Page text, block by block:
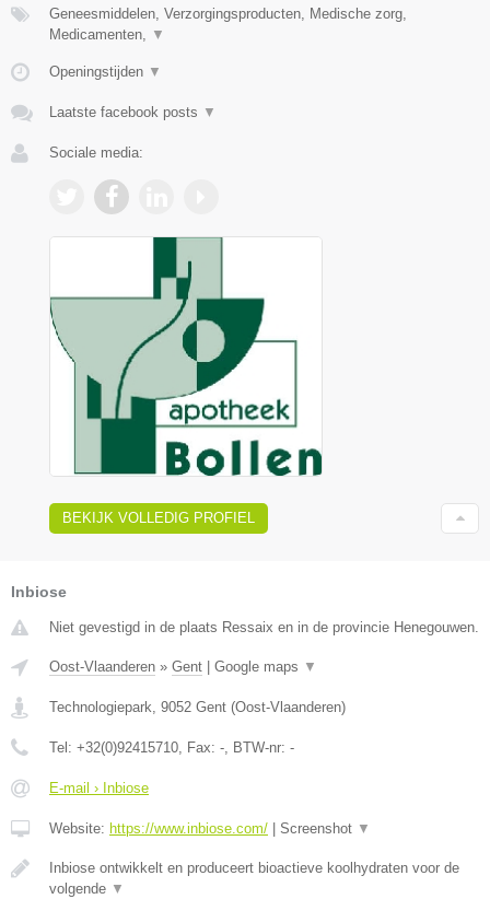
Geneesmiddelen, Verzorgingsproducten, Medische zorg,
Medicamenten,
▼
Openingstijden ▼
Laatste facebook posts ▼
Sociale media:
BEKIJK VOLLEDIG PROFIEL
Inbiose
Niet gevestigd in de plaats Ressaix en in de provincie Henegouwen.
Oost-Vlaanderen » Gent Google maps ▼
Technologiepark, 9052 Gent (Oost-Vlaanderen)
Tel: +32(0)92415710, Fax: -, BTW-nr: -
E-mail › Inbiose
Website: https://www.inbiose.com/ Screenshot ▼
Inbiose ontwikkelt en produceert bioactieve koolhydraten voor de
volgende ▼